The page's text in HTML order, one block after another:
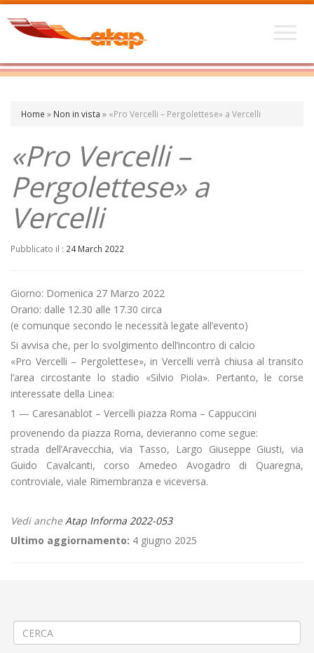
Home » Non in vista » «Pro Vercelli – Pergolettese» a Vercelli
«Pro Vercelli –
Pergolettese» a
Vercelli
Pubblicato il : 24 March 2022
Giorno: Domenica 27 Marzo 2022
Orario: dalle 12.30 alle 17.30 circa
(e comunque secondo le necessità legate all’evento)
Si avvisa che, per lo svolgimento dell’incontro di calcio
«Pro Vercelli – Pergolettese», in Vercelli verrà chiusa al transito
l’area circostante lo stadio «Silvio Piola». Pertanto, le corse
interessate della Linea:
1 — Caresanablot – Vercelli piazza Roma – Cappuccini
provenendo da piazza Roma, devieranno come segue:
strada dell’Aravecchia, via Tasso, Largo Giuseppe Giusti, via
Guido Cavalcanti, corso Amedeo Avogadro di Quaregna,
controviale, viale Rimembranza e viceversa.
Vedi ancheAtap Informa 2022-053
Ultimo aggiornamento: 4 giugno 2025